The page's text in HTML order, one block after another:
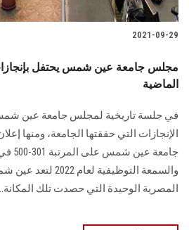
2021-09-29
مجلس جامعة عين شمس يحتفل
الماضية
في جلسة تاريخية لمجلس جامعة عين
الإنجازات التي حققتها الجامعة، ومنها
والسمعة التوظيفية
المصرية الوحيدة التي حصدت تلك المكانة..